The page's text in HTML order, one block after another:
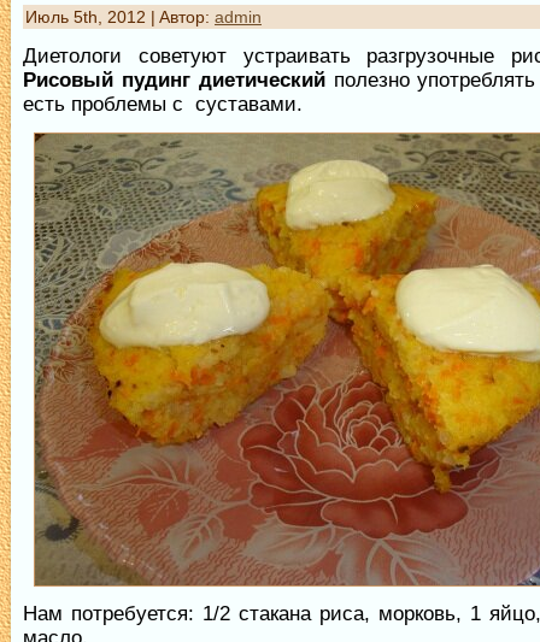
Июль 5th, 2012 | Aвтор: admin
Диетологи советуют устраивать разгрузочные
Рисовый пудинг диетическийполезно
есть проблемы с суставами.
Нам потребуется: 1/2 стакана риса, морковь, 1